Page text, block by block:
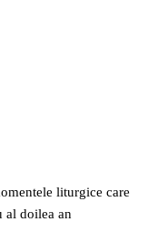
liturgice care
al doilea an